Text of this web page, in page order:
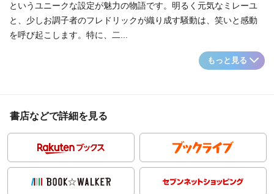
というユニークな設定が魅力の物語です。明るく元気なミレーユ
と、少しお調子者のフレドリックが織り成す騒動は、笑いと感動
を呼び起こします。特に、二...
もっと見る
書店などで詳細を見る